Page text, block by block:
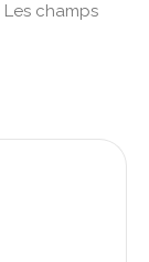
Les champs